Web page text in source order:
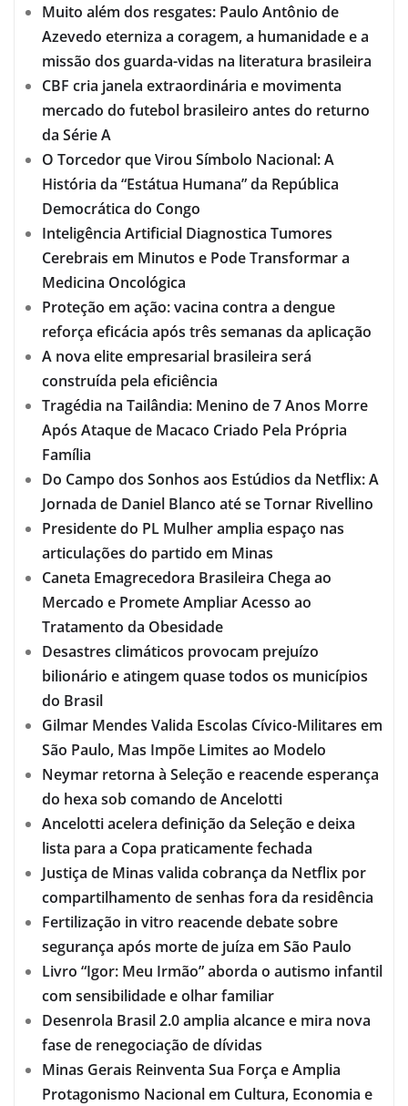
Muito além dos resgates: Paulo Antônio de
Azevedo eterniza a coragem, a humanidade e a
missão dos guarda-vidas na literatura brasileira
CBF cria janela extraordinária e movimenta
mercado do futebol brasileiro antes do returno
da Série A
O Torcedor que Virou Símbolo Nacional: A
História da “Estátua Humana” da República
Democrática do Congo
Inteligência Artificial Diagnostica Tumores
Cerebrais em Minutos e Pode Transformar a
Medicina Oncológica
Proteção em ação: vacina contra a dengue
reforça eficácia após três semanas da aplicação
A nova elite empresarial brasileira será
construída pela eficiência
Tragédia na Tailândia: Menino de 7 Anos Morre
Após Ataque de Macaco Criado Pela Própria
Família
Do Campo dos Sonhos aos Estúdios da Netflix: A
Jornada de Daniel Blanco até se Tornar Rivellino
Presidente do PL Mulher amplia espaço nas
articulações do partido em Minas
Caneta Emagrecedora Brasileira Chega ao
Mercado e Promete Ampliar Acesso ao
Tratamento da Obesidade
Desastres climáticos provocam prejuízo
bilionário e atingem quase todos os municípios
do Brasil
Gilmar Mendes Valida Escolas Cívico-Militares em
São Paulo, Mas Impõe Limites ao Modelo
Neymar retorna à Seleção e reacende esperança
do hexa sob comando de Ancelotti
Ancelotti acelera definição da Seleção e deixa
lista para a Copa praticamente fechada
Justiça de Minas valida cobrança da Netflix por
compartilhamento de senhas fora da residência
Fertilização in vitro reacende debate sobre
segurança após morte de juíza em São Paulo
Livro “Igor: Meu Irmão” aborda o autismo infantil
com sensibilidade e olhar familiar
Desenrola Brasil 2.0 amplia alcance e mira nova
fase de renegociação de dívidas
Minas Gerais Reinventa Sua Força e Amplia
Protagonismo Nacional em Cultura, Economia e